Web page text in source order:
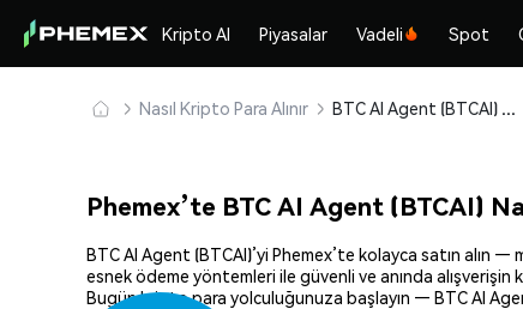
Kripto Al Piyasalar Vadeli Spot
Nasıl Kripto Para Alınır BTC AI Agent (BTCAI) Güvenle Satın Alın ve Saklayın
Phemex’te BTC AI Agent (BTCAI)
BTC AI Agent (BTCAI)’yi Phemex’te kolayca satın alın
esnek ödeme yöntemleri ile güvenli ve anında alışverişin
Bugün kripto para yolculuğunuza başlayın — BTC AI